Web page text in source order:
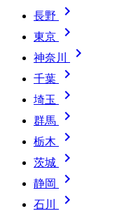
長野

東京 
神奈川 
千葉 
埼玉 
群馬 
栃木 
茨城 
静岡 
石川 